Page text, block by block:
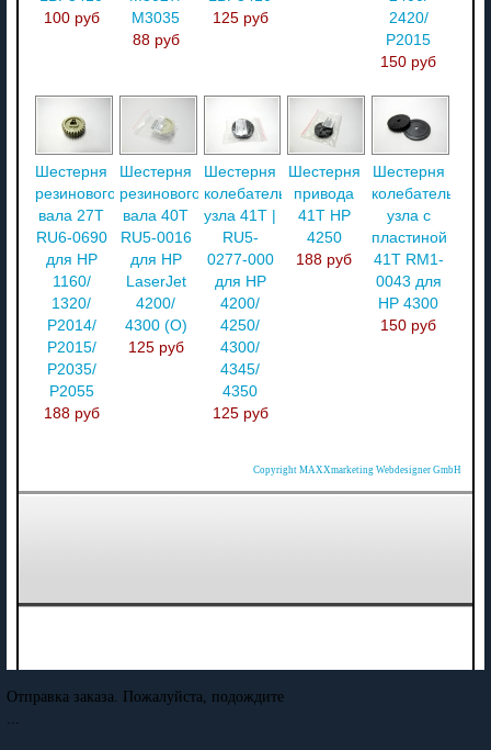
100 руб
M3035
88 руб
125 руб
2420/
P2015
150 руб
Шестерня
резинового
вала 27T
RU6-0690
для HP
1160/
1320/
P2014/
P2015/
P2035/
P2055
188 руб
Шестерня
резинового
вала 40T
RU5-0016
для HP
LaserJet
4200/
4300 (О)
125 руб
Шестерня
колебательного
узла 41T |
RU5-
0277-000
для HP
4200/
4250/
4300/
4345/
4350
125 руб
Шестерня
привода
41T HP
4250
188 руб
Шестерня
колебательного
узла с
пластиной
41T RM1-
0043 для
HP 4300
150 руб
Copyright MAXXmarketing Webdesigner GmbH
Отправка заказа. Пожалуйста, подождите
...